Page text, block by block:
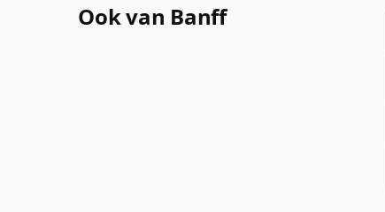
Ook van Banff